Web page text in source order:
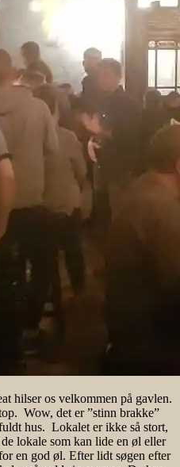
hilser os velkommen på gavlen.
Wow, det er ”stinn brakke”
hus. Lokalet er ikke så stort,
lokale som kan lide en øl eller
en god øl. Efter lidt søgen efter